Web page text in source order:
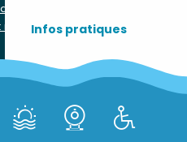
Infos pratiques
Les services
Réserver
site
non conforme